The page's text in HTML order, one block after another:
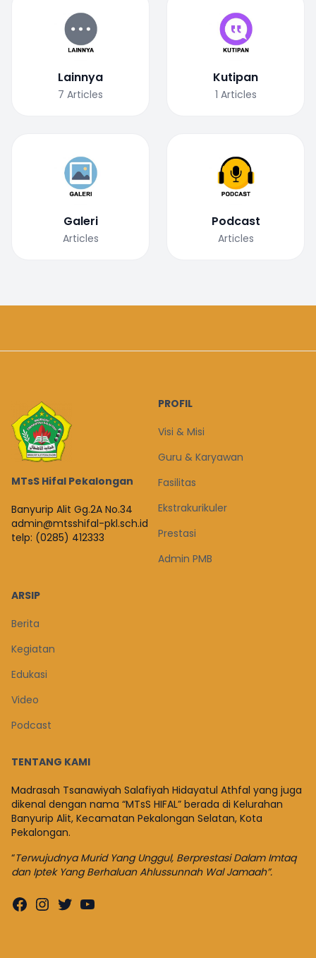
Lainnya
7 Articles
Kutipan
1 Articles
Galeri
Articles
Podcast
Articles
MTsS Hifal Pekalongan
Banyurip Alit Gg.2A No.34
admin@mtsshifal-pkl.sch.id
telp: (0285) 412333
PROFIL
Visi & Misi
Guru & Karyawan
Fasilitas
Ekstrakurikuler
Prestasi
Admin PMB
ARSIP
Berita
Kegiatan
Edukasi
Video
Podcast
TENTANG KAMI
Madrasah Tsanawiyah Salafiyah Hidayatul Athfal yang juga
dikenal dengan nama “MTsS HIFAL” berada di Kelurahan
Banyurip Alit, Kecamatan Pekalongan Selatan, Kota
Pekalongan.
“Terwujudnya Murid Yang Unggul, Berprestasi Dalam Imtaq
dan Iptek Yang Berhaluan Ahlussunnah Wal Jamaah”.
Facebook
Instagram
TwitterYouTube